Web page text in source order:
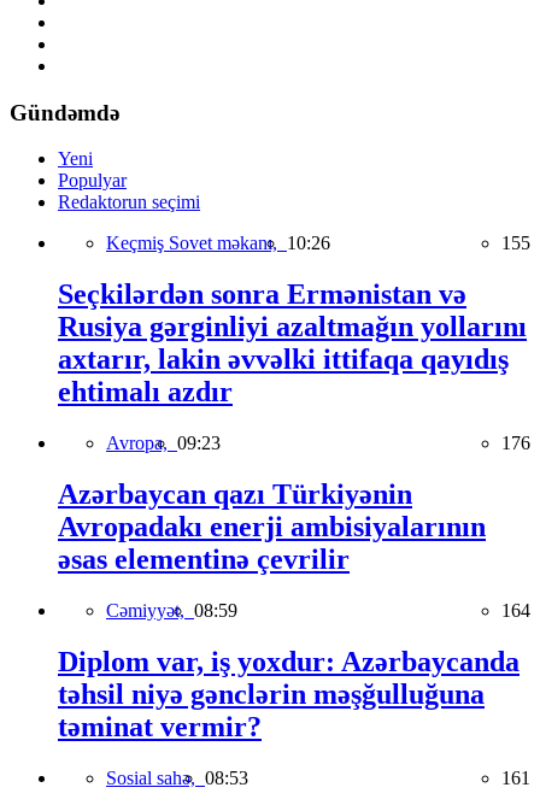
Gündəmdə
Yeni
Populyar
Redaktorun seçimi
Keçmiş Sovet məkanı, 10:26 155
Seçkilərdən sonra Ermənistan və
Rusiya gərginliyi azaltmağın yollarını
axtarır, lakin əvvəlki ittifaqa qayıdış
ehtimalı azdır
Avropa, 09:23 176
Azərbaycan qazı Türkiyənin
Avropadakı enerji ambisiyalarının
əsas elementinə çevrilir
Cəmiyyət, 08:59 164
Diplom var, iş yoxdur: Azərbaycanda
təhsil niyə gənclərin məşğulluğuna
təminat vermir?
Sosial sahə, 08:53 161